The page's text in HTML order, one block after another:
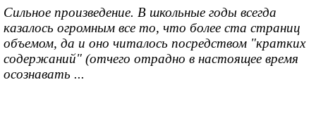
Сильное произведение. В школьные годы всегда
казалось огромным все то, что более ста страниц
объемом, да и оно читалось посредством "кратких
содержаний" (отчего отрадно в настоящее время
осознавать ...